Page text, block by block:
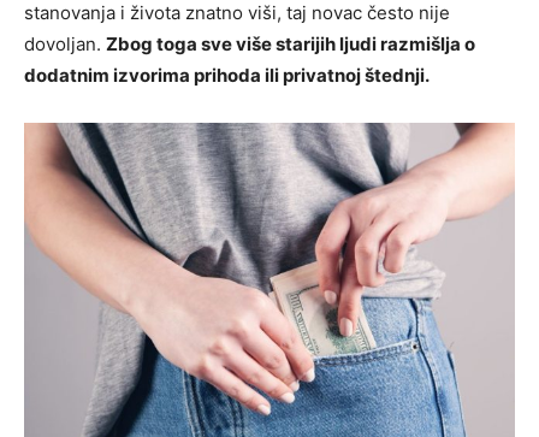
stanovanja i života znatno viši, taj novac često nije
dovoljan. Zbog toga sve više starijih ljudi razmišlja o
dodatnim izvorima prihoda ili privatnoj štednji.